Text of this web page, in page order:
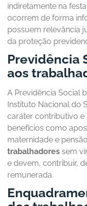
indiretamente na
ocorrem de forma
possuem relevância
da proteção
Previdência
aos
A Previdência Social
Instituto Nacional do
caráter contributivo e
benefícios como
maternidade e
trabalhadores sem
e devem, contribuir,
remunerada.